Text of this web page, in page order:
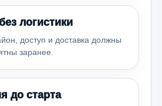
логистики
доступ и доставка должны
заранее.
до старта